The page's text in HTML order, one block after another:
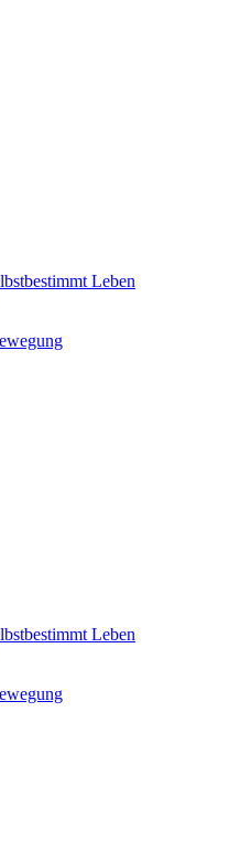
Leben
Leben